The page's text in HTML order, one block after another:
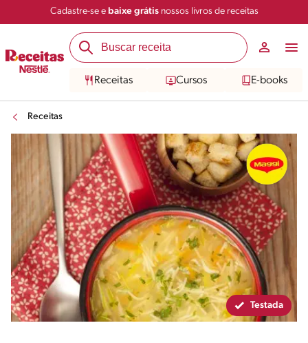
Cadastre-se e baixe grátisnossos livros de receitas
Receitas Cursos E-books
Receitas
Salvar Compartilhar
Testada